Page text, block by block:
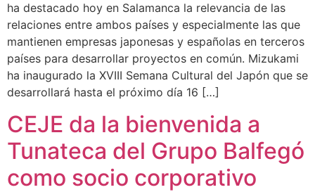
ha destacado hoy en Salamanca la relevancia de las
relaciones entre ambos países y especialmente las que
mantienen empresas japonesas y españolas en terceros
países para desarrollar proyectos en común. Mizukami
ha inaugurado la XVIII Semana Cultural del Japón que se
desarrollará hasta el próximo día 16 […]
CEJE da la bienvenida a
Tunateca del Grupo Balfegó
como socio corporativo